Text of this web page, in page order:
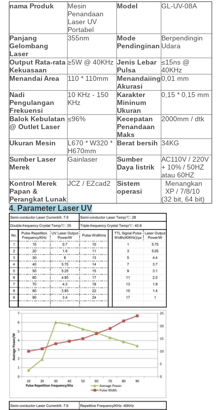
nama Produk
Mesin
Penandaan
Laser UV
Portabel
Model GL-UV-08A
Panjang
Gelombang
Laser
355nm
Mode
Pendinginan
Berpendingin
Udara
Output Rata-rata
Kekuasaan
≥5W @ 40KHz Jenis Lebar
Pulsa
≤15ns @
40KHz
Menandai Area
110 * 110mm Menandaiing
Akurasi
0,01 mm
Nadi
Pengulangan
Frekuensi
10 KHz - 150
KHz
Karakter
Mininum
Ukuran
0,15 * 0,15 mm
Balok Kebulatan
@ Outlet Laser
≤96%
Kecepatan
Penandaan
Maks
2000mm / dtk
Ukuran Mesin
L670 * W320 *
H670mm
Berat bersih 34KG
Sumber Laser
Merek
Gainlaser
Sumber
Daya listrik
AC110V / 220V
+ 10% / 50HZ
atau 60HZ
Kontrol Merek
Papan &
Perangkat Lunak
JCZ / EZcad2
Sistem
operasi
Menangkan
XP / 7/8/10
(32 bit, 64 bit)
4. Parameter Laser UV